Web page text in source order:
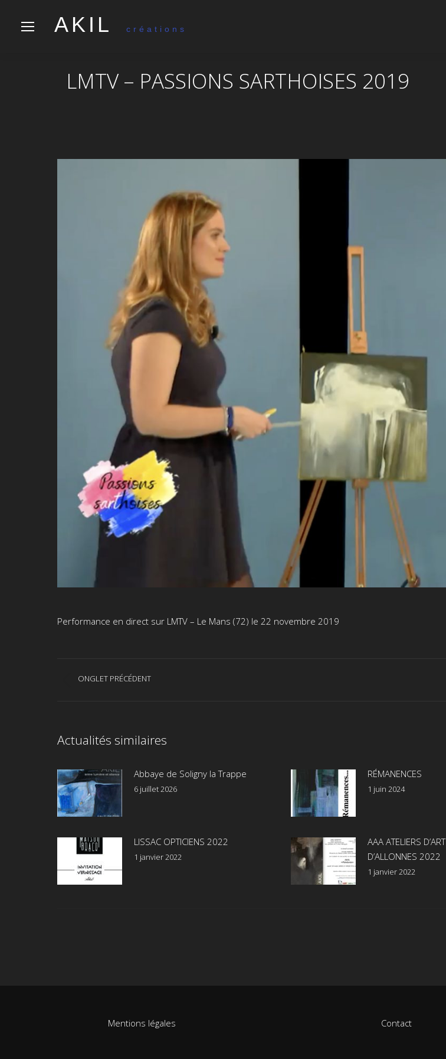
AKIL créations
LMTV – PASSIONS SARTHOISES 2019
Performance en direct sur LMTV – Le Mans (72) le 22 novembre 2019
Navigation
ONGLET PRÉCÉDENT
Actualités similaires
Abbaye de Soligny la Trappe
6 juillet 2026
RÉMANENCES
1 juin 2024
LISSAC OPTICIENS 2022
1 janvier 2022
AAA ATELIERS D’ART
D’ALLONNES 2022
1 janvier 2022
Mentions légales Contact